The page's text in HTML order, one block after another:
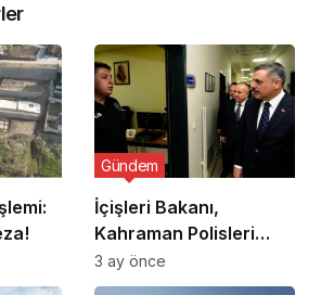
İçişleri Bakanı,
Kahraman Polisleri
Ziyaret Etti
Gündem
3 ay önce